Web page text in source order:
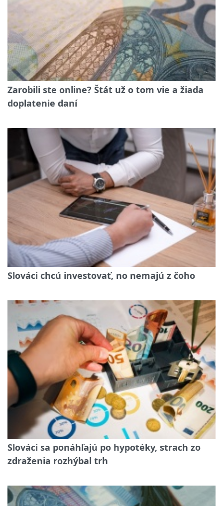
Zarobili ste online? Štát už o tom vie a žiada
doplatenie daní
Slováci chcú investovať, no nemajú z čoho
Slováci sa ponáhľajú po hypotéky, strach zo
zdraženia rozhýbal trh